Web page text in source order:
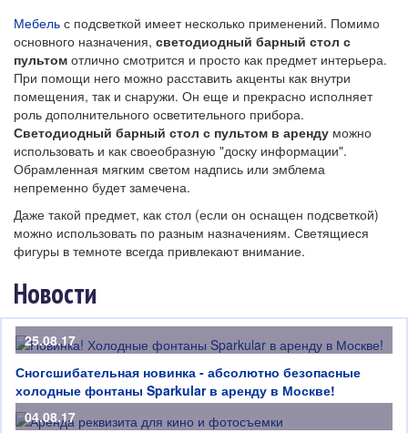
Мебель с подсветкой имеет несколько применений. Помимо
основного назначения, светодиодный барный стол с
пультом отлично смотрится и просто как предмет интерьера.
При помощи него можно расставить акценты как внутри
помещения, так и снаружи. Он еще и прекрасно исполняет
роль дополнительного осветительного прибора.
Светодиодный барный стол с пультом в аренду можно
использовать и как своеобразную "доску информации".
Обрамленная мягким светом надпись или эмблема
непременно будет замечена.
Даже такой предмет, как стол (если он оснащен подсветкой)
можно использовать по разным назначениям. Светящиеся
фигуры в темноте всегда привлекают внимание.
Новости
25.08.17
Сногсшибательная новинка - абсолютно безопасные
холодные фонтаны Sparkular в аренду в Москве!
04.08.17